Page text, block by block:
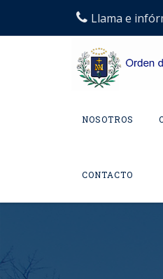
Llama e
content
NOSOTROS
CONTACTO